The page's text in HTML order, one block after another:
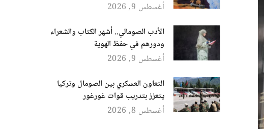
أغسطس 9, 2026
الأدب الصومالي.. أشهر الكتاب والشعراء
ودورهم في حفظ الهوية
أغسطس 9, 2026
التعاون العسكري بين الصومال وتركيا
يتعزز بتدريب قوات غورغور
أغسطس 8, 2026